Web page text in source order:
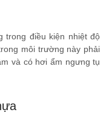
trong điều kiện nhiệt độ
môi trường này phải
và có hơi ẩm ngưng tụ